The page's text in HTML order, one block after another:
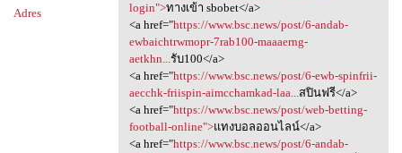
Adres
login">ทางเข้า sbobet</a>
<a href="https://www.bsc.news/post/6-andab-
ewbaichtrwmopr-7rab100-maaaerng-
aetkhn...รับ100</a>
<a href="https://www.bsc.news/post/6-ewb-spinfrii-
aecchk-friispin-aimcchamkad-laa...สปินฟรี</a>
<a href="https://www.bsc.news/post/web-betting-
football-online">แทงบอลออนไลน์</a>
<a href="https://www.bsc.news/post/6-andab-